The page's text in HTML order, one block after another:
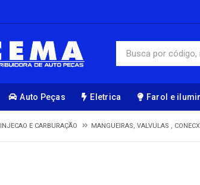
Auto Peças Eletrica Farol e
INJECAO E CARBURAÇÃO MANGUEIRAS, VALVULAS ,